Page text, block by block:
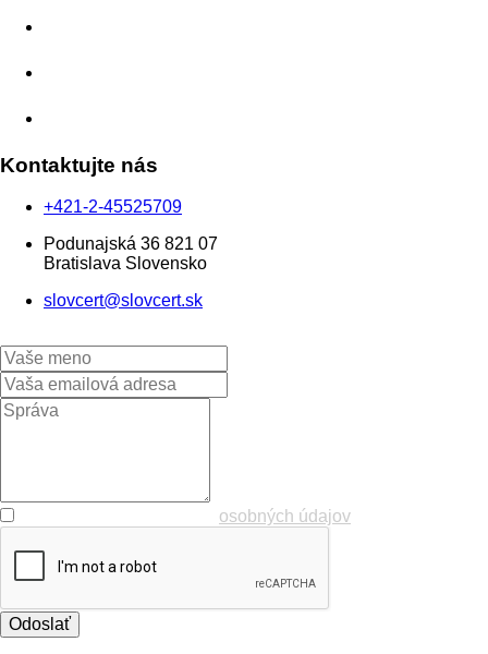
Kontaktujte nás
+421-2-45525709
Podunajská 36 821 07
Bratislava Slovensko
slovcert@slovcert.sk
osobných údajov
Odoslať